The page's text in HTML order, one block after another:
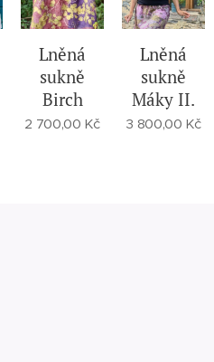
Lněná
sukně
Birch
2 700,00 Kč
Lněná
sukně
Máky II.
3 800,00 Kč